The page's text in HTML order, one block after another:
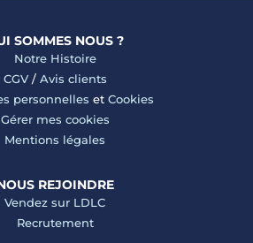
SOMMES NOUS ?
Notre Histoire
CGV/ Avis clients
personnelles et Cookies
Gérer mes cookies
Mentions légales
REJOINDRE
Vendez sur LDLC
Recrutement